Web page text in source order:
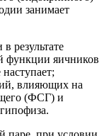
занимает
результате
функции яичников
влияющих на
(ФСГ) и